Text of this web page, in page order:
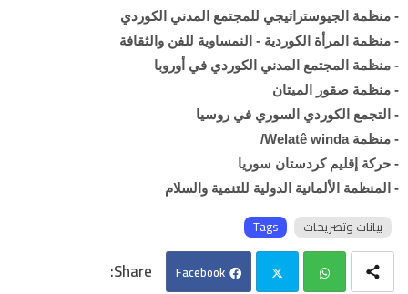
- منظمة الجيوستراتيجي للمجتمع المدني الكوردي
- منظمة المرأة الكوردية - النمساوية للفن والثقافة
- منظمة المجتمع المدني الكوردي في أوروبا
- منظمة صقور الميتان
- التجمع الكوردي السوري في روسيا
- منظمة Welatê winda/
- حركة إقليم كردستان سوريا
- المنظمة الألمانية الدولية للتنمية والسلام
Tags بيانات وتصريحات
Facebook